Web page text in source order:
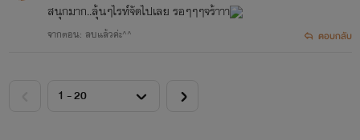
สนุกมาก..ลุ้นๆไรท์จัดไปเลย รอๆๆๆจร้าาา
จากตอน: ลบแล้วค่ะ^^ ตอบกลับ